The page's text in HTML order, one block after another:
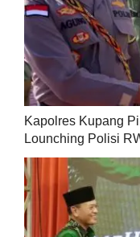
Kapolres Kupang
Lounching Polisi